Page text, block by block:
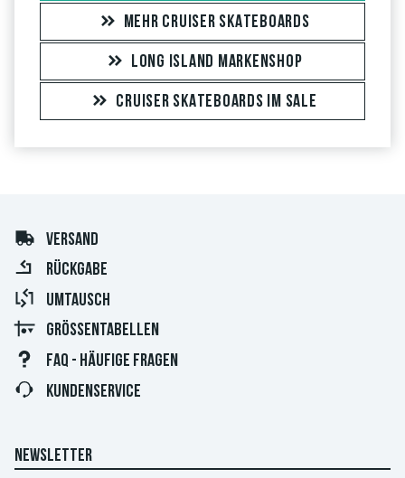
überprüft. Bei Bewertungen ohne grünen Haken, können wir
leider nicht garantieren, dass die Personen den Artikel
wirklich besitzen oder besessen haben.
MEHR CRUISER SKATEBOARDS
LONG ISLAND MARKENSHOP
CRUISER SKATEBOARDS IM SALE
VERSAND
RÜCKGABE
UMTAUSCH
GRÖSSENTABELLEN
FAQ - HÄUFIGE FRAGEN
KUNDENSERVICE
NEWSLETTER